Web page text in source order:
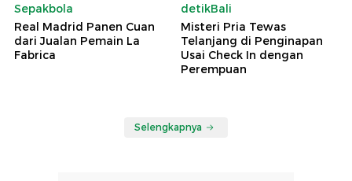
Sepakbola
Real Madrid Panen Cuan
dari Jualan Pemain La
Fabrica
detikBali
Misteri Pria Tewas
Telanjang di Penginapan
Usai Check In dengan
Perempuan
Selengkapnya